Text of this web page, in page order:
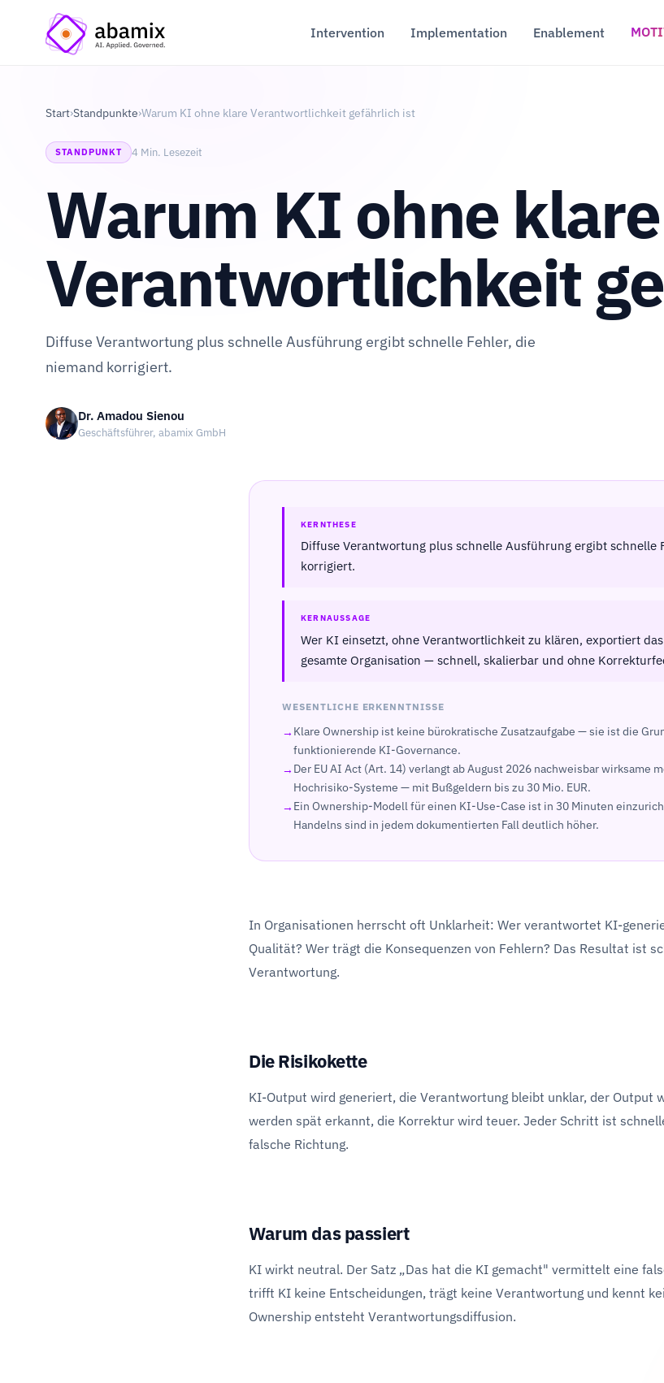
Intervention Implementation Enablement
Start›Standpunkte›Warum KI ohne klare Verantwortlichkeit gefährlich ist
STANDPUNKT 4 Min. Lesezeit
Warum KI ohne klare
Verantwortlichkeit
Diffuse Verantwortung plus schnelle Ausführung ergibt schnelle Fehler, die
niemand korrigiert.
Dr. Amadou Sienou
Geschäftsführer, abamix GmbH
KERNTHESE
Diffuse Verantwortung plus schnelle Ausführung ergibt schnelle
korrigiert.
KERNAUSSAGE
Wer KI einsetzt, ohne Verantwortlichkeit zu klären, exportiert
gesamte Organisation — schnell, skalierbar und ohne
WESENTLICHE ERKENNTNISSE
Klare Ownership ist keine bürokratische Zusatzaufgabe — sie ist die
funktionierende KI-Governance.
Der EU AI Act (Art. 14) verlangt ab August 2026 nachweisbar wirksame
Hochrisiko-Systeme — mit Bußgeldern bis zu 30 Mio. EUR.
Ein Ownership-Modell für einen KI-Use-Case ist in 30 Minuten
Handelns sind in jedem dokumentierten Fall deutlich höher.
In Organisationen herrscht oft Unklarheit: Wer verantwortet KI-
Qualität? Wer trägt die Konsequenzen von Fehlern? Das Resultat ist
Verantwortung.
Die Risikokette
KI-Output wird generiert, die Verantwortung bleibt unklar, der Output
werden spät erkannt, die Korrektur wird teuer. Jeder Schritt ist
falsche Richtung.
Warum das passiert
KI wirkt neutral. Der Satz „Das hat die KI gemacht" vermittelt eine
trifft KI keine Entscheidungen, trägt keine Verantwortung und kennt
Ownership entsteht Verantwortungsdiffusion.